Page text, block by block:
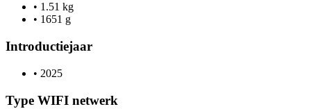
• 1.51 kg
• 1651 g
Introductiejaar
• 2025
Type WIFI netwerk